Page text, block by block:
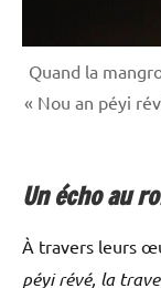
Quand la
« Nou an péyi
Un écho au
À travers leurs
péyi révé, la